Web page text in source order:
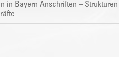
in Bayern Anschriften – Strukturen